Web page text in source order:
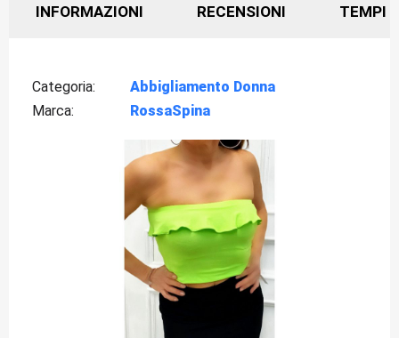
INFORMAZIONI RECENSIONI TEMPI
Categoria
Abbigliamento Donna
Marca
RossaSpina